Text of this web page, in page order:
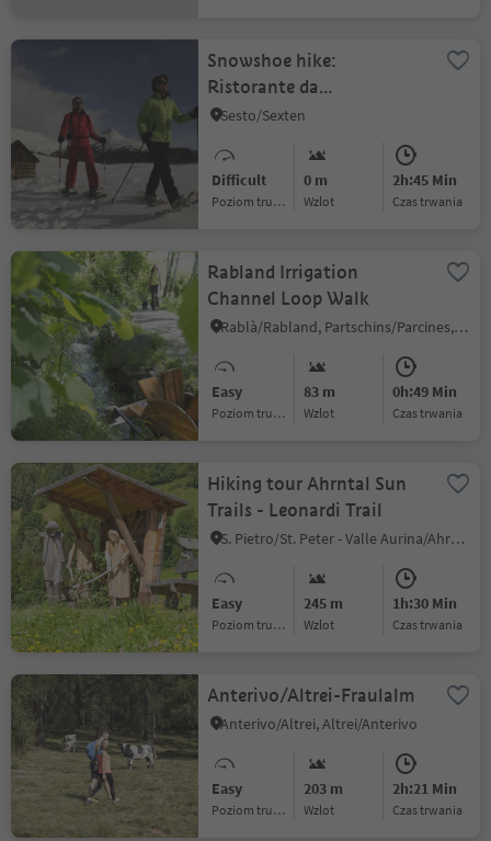
Snowshoe hike:
Ristorante da
Kathi/Gasthof Jaufen -
Silvestro/Silvesterkapelle
Sesto/Sexten
Difficult
Poziom trudności
0 m
Wzlot
2h:45 Min
czas trwania
Rabland Irrigation
Channel Loop Walk
Rablà/Rabland, Partschins/Parcines, Meran/Merano and environs
Easy
Poziom trudności
83 m
Wzlot
0h:49 Min
czas trwania
Hiking tour Ahrntal Sun
Trails - Leonardi Trail
S. Pietro/St. Peter - Valle Aurina/Ahrntal, Ahrntal/Valle Aurina, Ahrntal/Valle Aurina
Easy
Poziom trudności
245 m
Wzlot
1h:30 Min
czas trwania
Anterivo/Altrei-Fraulalm
Anterivo/Altrei, Altrei/Anterivo
Easy
Poziom trudności
203 m
Wzlot
2h:21 Min
czas trwania